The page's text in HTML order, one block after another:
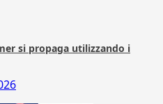
si propaga utilizzando i